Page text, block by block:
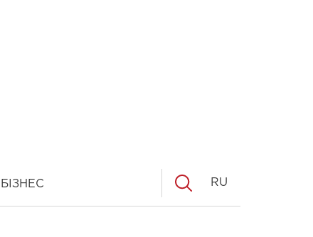
БІЗНЕС RU